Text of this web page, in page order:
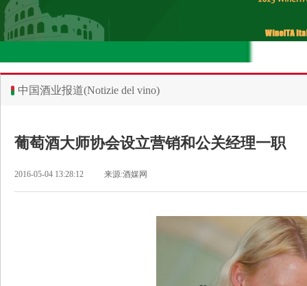
中国酒业报道(Notizie del vino)
葡萄酒大师协会设立营销和公关经理一职
2016-05-04 13:28:12 来源:酒媒网